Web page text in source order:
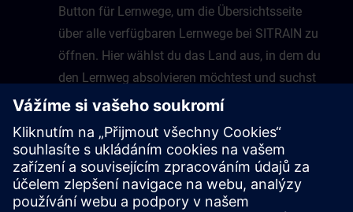
Button für Lernwege, um die Übersichtsseite
über alle verfügbaren Lernwege bei SITRAIN zu
öffnen. Hier wählst du das Land aus, in dem du
den Lernweg absolvieren möchtest und suchst
dann nach verfügbaren Lernwegen, die nach
Themen sortiert sind.
Eine zweite Möglichkeit besteht darin, dass du
in der freien Suche dein Thema als Suchbegriff
eingibst, die Suche startest und die